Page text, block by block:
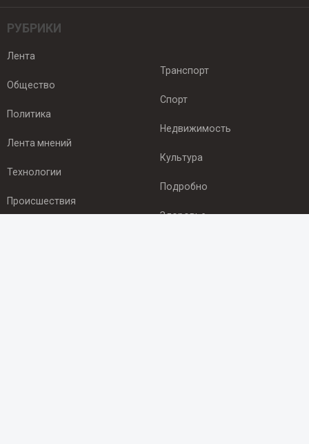
РУБРИКИ
Лента
Общество
Политика
Лента мнений
Технологии
Происшествия
Транспорт
Спорт
Недвижимость
Культура
Подробно
Здоровье